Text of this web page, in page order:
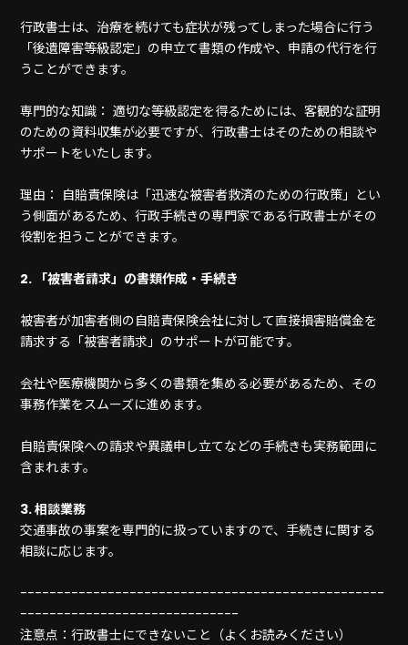
行政書士は、治療を続けても症状が残ってしまった場合に行う
「後遺障害等級認定」の申立て書類の作成や、申請の代行を行
うことができます。
専門的な知識： 適切な等級認定を得るためには、客観的な証明
のための資料収集が必要ですが、行政書士はそのための相談や
サポートをいたします。
理由： 自賠責保険は「迅速な被害者救済のための行政策」とい
う側面があるため、行政手続きの専門家である行政書士がその
役割を担うことができます。
2. 「被害者請求」の書類作成・手続き
被害者が加害者側の自賠責保険会社に対して直接損害賠償金を
請求する「被害者請求」のサポートが可能です。
会社や医療機関から多くの書類を集める必要があるため、その
事務作業をスムーズに進めます。
自賠責保険への請求や異議申し立てなどの手続きも実務範囲に
含まれます。
3. 相談業務
交通事故の事案を専門的に扱っていますので、手続きに関する
相談に応じます。
--------------------------------------------------
------------------------------
注意点：行政書士にできないこと（よくお読みください）